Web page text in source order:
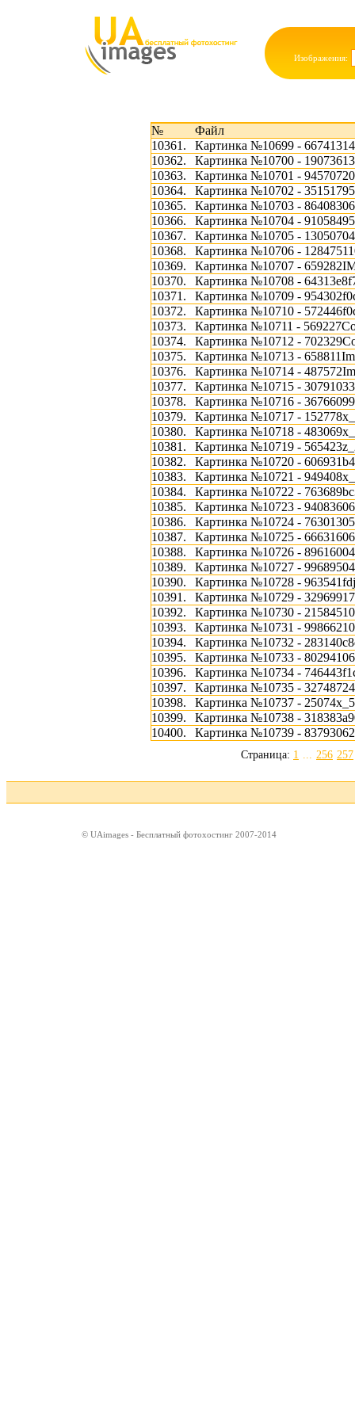
Изображения:
№
Файл
10361.
Картинка №10699 -
10362.
Картинка №10700 -
10363.
Картинка №10701 -
10364.
Картинка №10702 -
10365.
Картинка №10703 -
10366.
Картинка №10704 -
10367.
Картинка №10705 -
10368.
Картинка №10706 -
10369.
Картинка №10707 -
10370.
Картинка №10708 -
10371.
Картинка №10709 -
10372.
Картинка №10710 -
10373.
Картинка №10711 -
10374.
Картинка №10712 -
10375.
Картинка №10713 -
10376.
Картинка №10714 -
10377.
Картинка №10715 -
10378.
Картинка №10716 -
10379.
Картинка №10717 -
10380.
Картинка №10718 -
10381.
Картинка №10719 -
10382.
Картинка №10720 -
10383.
Картинка №10721 -
10384.
Картинка №10722 -
10385.
Картинка №10723 -
10386.
Картинка №10724 -
10387.
Картинка №10725 -
10388.
Картинка №10726 -
10389.
Картинка №10727 -
10390.
Картинка №10728 -
10391.
Картинка №10729 -
10392.
Картинка №10730 -
10393.
Картинка №10731 -
10394.
Картинка №10732 -
10395.
Картинка №10733 -
10396.
Картинка №10734 -
10397.
Картинка №10735 -
10398.
Картинка №10737 -
10399.
Картинка №10738 -
10400.
Картинка №10739 -
Страница: 1 ... 256 257
© UAimages - Бесплатный фотохостинг 2007-2014